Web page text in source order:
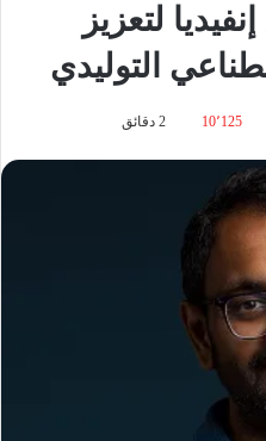
لتعزيز
التوليدي
10٬125